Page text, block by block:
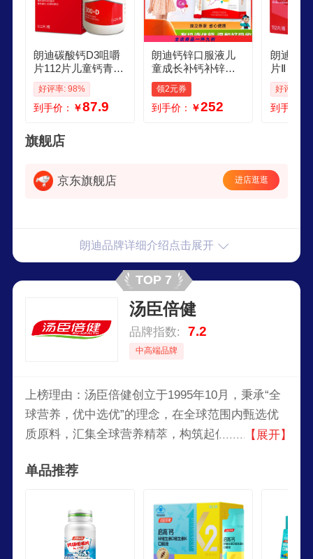
朗迪碳酸钙D3咀嚼
片112片儿童钙青少
年钙片3618岁补钙
咀嚼片含维生素助
力成长发育长高儿
好评率: 98%
到手价： ￥87.9
朗迪钙锌口服液儿
童成长补钙补锌宝
宝液体钙片萄葡糖
酸锌钙口溶液 钙锌
口服液共 90支3盒
领2元券
到手价： ￥252
朗迪 碳
片Ⅱ 112
老年孕
儿童补
防治骨
好评率:
到手价：
旗舰店
京东旗舰店 进店逛逛
朗迪品牌详细介绍点击展开
TOP 7
汤臣倍健
品牌指数: 7.2
中高端品牌
上榜理由：汤臣倍健创立于1995年10月，秉承“全
球营养，优中选优”的理念，在全球范围内甄选优
质原料，汇集全球营养精萃，构筑起优中选优的营
包括：蛋白质、维生素、矿物质、天然动植物提取
【展开】
单品推荐